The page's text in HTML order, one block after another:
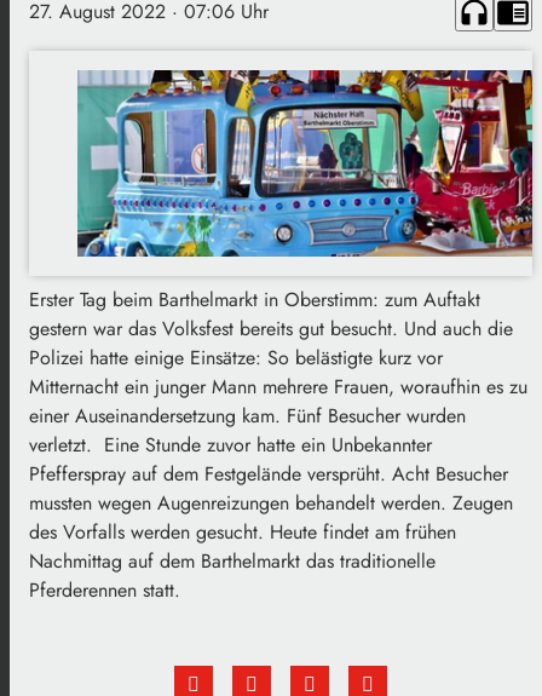
27. August 2022 · 07:06 Uhr headphones chrome_reader_mode
Erster Tag beim Barthelmarkt in Oberstimm: zum Auftakt
gestern war das Volksfest bereits gut besucht. Und auch die
Polizei hatte einige Einsätze: So belästigte kurz vor
Mitternacht ein junger Mann mehrere Frauen, woraufhin es zu
einer Auseinandersetzung kam. Fünf Besucher wurden
verletzt. Eine Stunde zuvor hatte ein Unbekannter
Pfefferspray auf dem Festgelände versprüht. Acht Besucher
mussten wegen Augenreizungen behandelt werden. Zeugen
des Vorfalls werden gesucht. Heute findet am frühen
Nachmittag auf dem Barthelmarkt das traditionelle
Pferderennen statt.